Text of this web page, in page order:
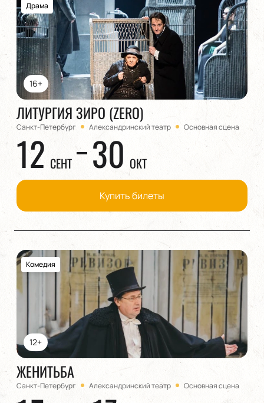
16+
Драма
ЛИТУРГИЯ ЗИРО (ZERO)
Санкт-Петербург Александринский театр Основная сцена
12 СЕНТ 30 ОКТ
Купить билеты
12+
Комедия
ЖЕНИТЬБА
Санкт-Петербург Александринский театр Основная сцена